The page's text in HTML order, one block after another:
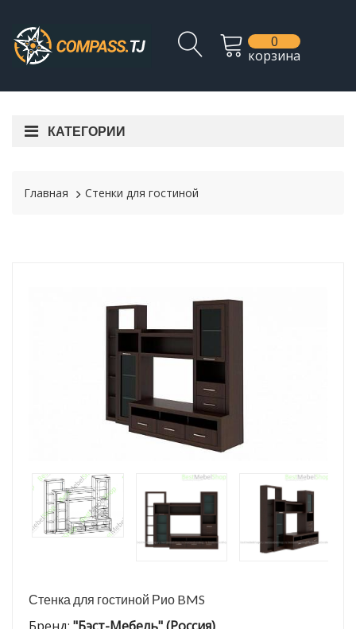
0
корзина
КАТЕГОРИИ
Главная Стенки для гостиной
Стенка для гостиной Рио BMS
Бренд: "Бэст-Мебель" (Россия)